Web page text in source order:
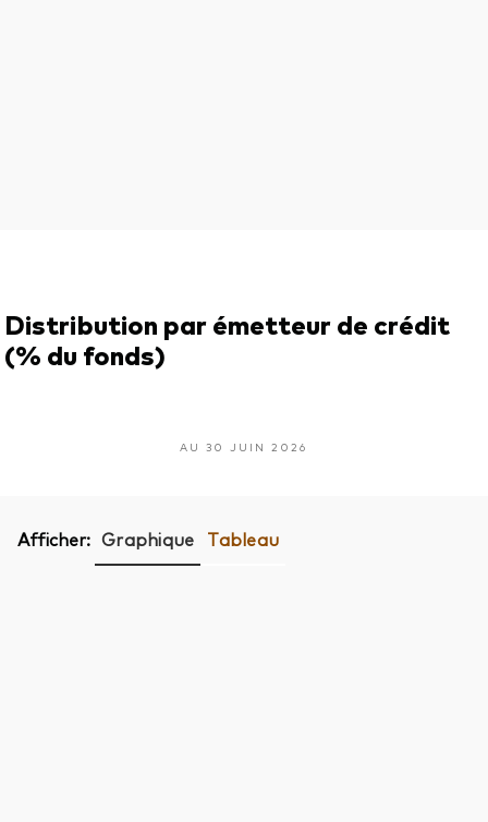
Distribution par émetteur de crédit
(% du fonds)
AU 30 JUIN 2026
Afficher: Graphique Tableau